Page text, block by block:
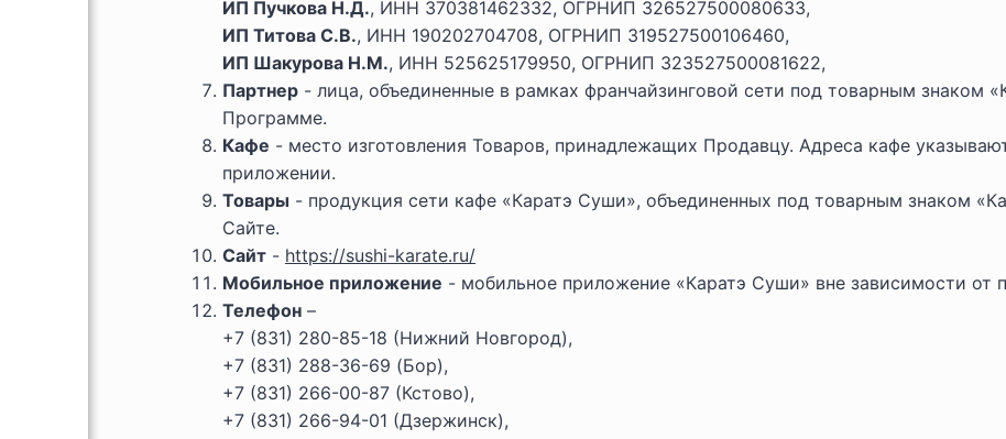
ИП Пучкова Н.Д., ИНН 370381462332, ОГРНИП 326527500080633,
ИП Титова С.В., ИНН 190202704708, ОГРНИП 319527500106460,
ИП Шакурова Н.М., ИНН 525625179950, ОГРНИП 323527500081622,
Партнер - лица, объединенные в рамках франчайзинговой сети под товарным знаком
Программе.
Кафе - место изготовления Товаров, принадлежащих Продавцу. Адреса кафе
приложении.
Товары - продукция сети кафе «Каратэ Суши», объединенных под товарным знаком
Сайте.
Сайт - https://sushi-karate.ru/
Мобильное приложение - мобильное приложение «Каратэ Суши» вне зависимости от
Телефон –
+7 (831) 280-85-18 (Нижний Новгород),
+7 (831) 288-36-69 (Бор),
+7 (831) 266-00-87 (Кстово),
+7 (831) 266-94-01 (Дзержинск),